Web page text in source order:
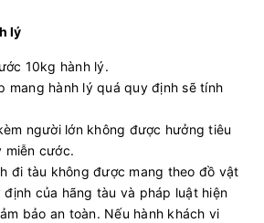
lý
10kg hành lý.
mang hành lý quá quy định sẽ tính
người lớn không được hưởng tiêu
miễn cước.
đi tàu không được mang theo đồ vật
của hãng tàu và pháp luật hiện
bảo an toàn. Nếu hành khách vi